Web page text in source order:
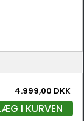
4.999,00 DKK
I KURVEN